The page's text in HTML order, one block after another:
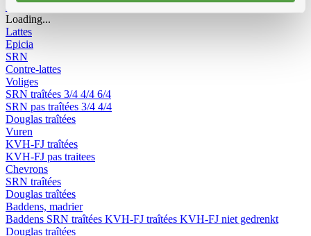
Afficher tous les produits de Bois
Loading...
Lattes
Epicia
SRN
Contre-lattes
Voliges
SRN traîtées 3/4 4/4 6/4
SRN pas traîtées 3/4 4/4
Douglas traîtées
Vuren
KVH-FJ traîtées
KVH-FJ pas traitees
Chevrons
SRN traîtées
Douglas traîtées
Baddens, madrier
Baddens SRN traîtées KVH-FJ traîtées KVH-FJ niet gedrenkt
Douglas traîtées